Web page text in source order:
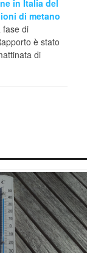
in Italia del
di metano
fase di
è stato
di